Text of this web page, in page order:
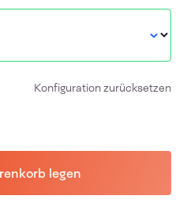
Konfiguration zurücksetzen
legen